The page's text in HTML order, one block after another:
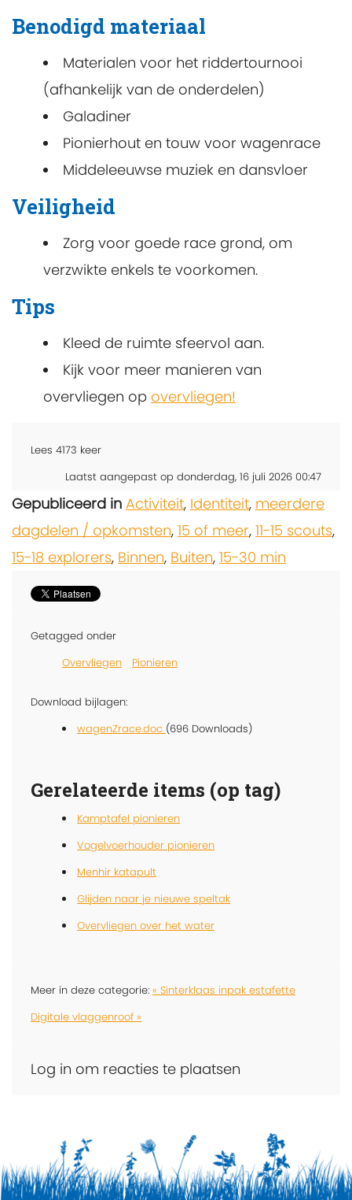
Benodigd materiaal
Materialen voor het riddertournooi
(afhankelijk van de onderdelen)
Galadiner
Pionierhout en touw voor wagenrace
Middeleeuwse muziek en dansvloer
Veiligheid
Zorg voor goede race grond, om
verzwikte enkels te voorkomen.
Tips
Kleed de ruimte sfeervol aan.
Kijk voor meer manieren van
overvliegen op overvliegen!
Lees 4173 keer
Laatst aangepast op donderdag, 16 juli 2026 00:47
Gepubliceerd in Activiteit, Identiteit, meerdere
dagdelen / opkomsten, 15 of meer, 11-15 scouts,
15-18 explorers, Binnen, Buiten, 15-30 min
Getagged onder
Overvliegen
Pionieren
Download bijlagen:
wagenZrace.doc (696 Downloads)
Gerelateerde items (op tag)
Kamptafel pionieren
Vogelvoerhouder pionieren
Menhir katapult
Glijden naar je nieuwe speltak
Overvliegen over het water
Meer in deze categorie: « Sinterklaas inpak estafette
Digitale vlaggenroof »
Log in om reacties te plaatsen